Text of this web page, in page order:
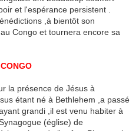
et l'espérance persistent .
,à bientôt son
Congo et tournera encore sa
la présence de Jésus à
étant né à Bethlehem ,a passé
grandi ,il est venu habiter à
(église) de